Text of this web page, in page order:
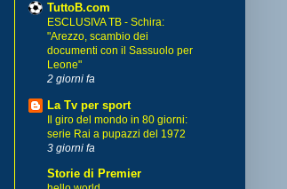
TuttoB.com
ESCLUSIVA TB - Schira:
"Arezzo, scambio dei
documenti con il Sassuolo per
Leone"
2 giorni fa
La Tv per sport
Il giro del mondo in 80 giorni:
serie Rai a pupazzi del 1972
3 giorni fa
Storie di Premier